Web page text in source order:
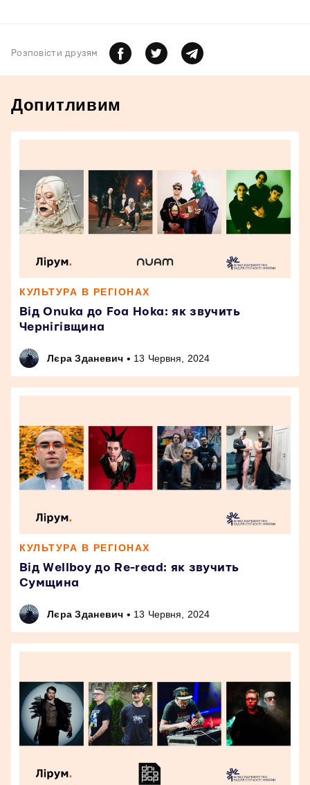
Розповiсти друзям
Допитливим
КУЛЬТУРА В РЕГІОНАХ
Від Onuka до Foa Hoka: як звучить
Чернігівщина
Лєра Зданевич • 13 Червня, 2024
КУЛЬТУРА В РЕГІОНАХ
Від Wellboy до Re-read: як звучить
Сумщина
Лєра Зданевич • 13 Червня, 2024